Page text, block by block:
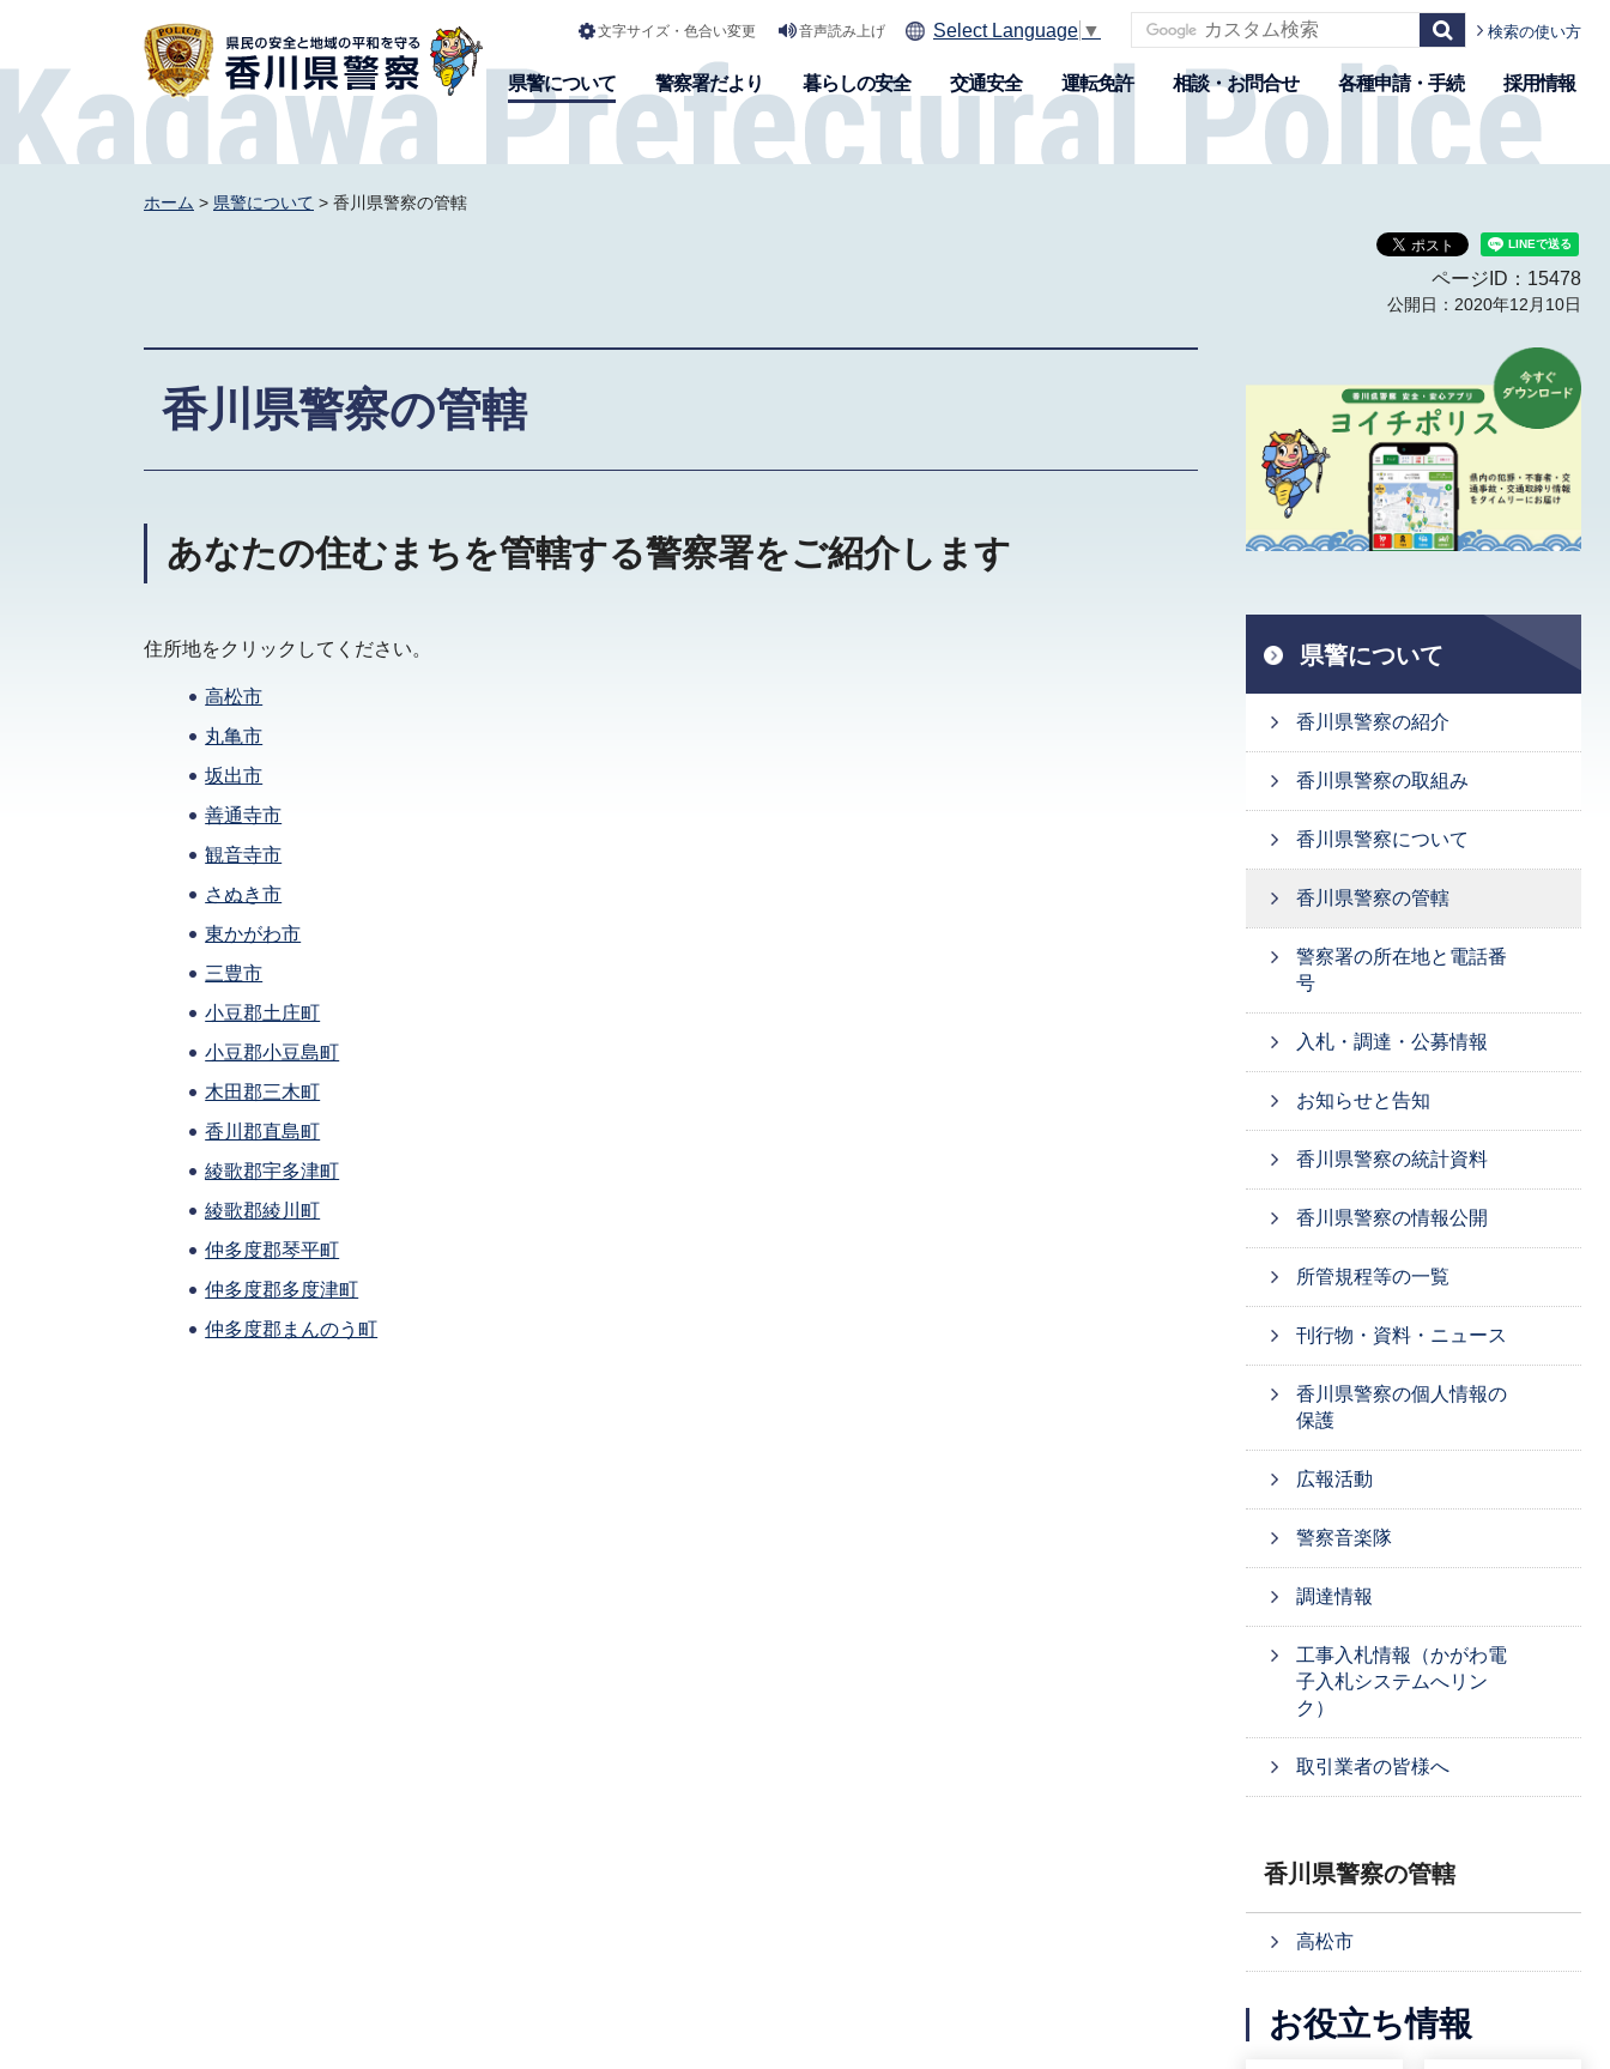
香川県警察 文字サイズ・色合い変更 音声読み上げ Select Language ▼ 検索の使い方
県警について 警察署だより 暮らしの安全 交通安全 運転免許 相談・お問合せ 各種申請・手続 採用情報
ホーム > 県警について > 香川県警察の管轄
ページID：15478
公開日：2020年12月10日
香川県警察の管轄
あなたの住むまちを管轄する警察署をご紹介します
住所地をクリックしてください。
高松市
丸亀市
坂出市
善通寺市
観音寺市
さぬき市
東かがわ市
三豊市
小豆郡土庄町
小豆郡小豆島町
木田郡三木町
香川郡直島町
綾歌郡宇多津町
綾歌郡綾川町
仲多度郡琴平町
仲多度郡多度津町
仲多度郡まんのう町
県警について
香川県警察の紹介
香川県警察の取組み
香川県警察について
香川県警察の管轄
警察署の所在地と電話番
号
入札・調達・公募情報
お知らせと告知
香川県警察の統計資料
香川県警察の情報公開
所管規程等の一覧
刊行物・資料・ニュース
香川県警察の個人情報の
保護
広報活動
警察音楽隊
調達情報
工事入札情報（かがわ電
子入札システムへリン
ク）
取引業者の皆様へ
香川県警察の管轄
高松市
お役立ち情報